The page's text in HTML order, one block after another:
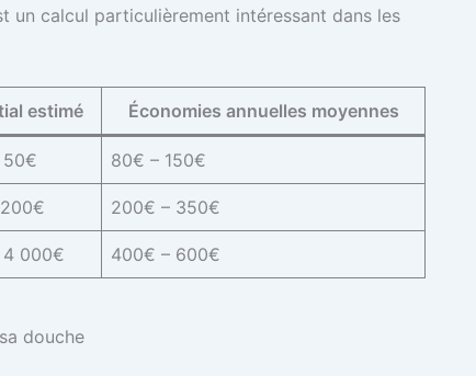
un calcul particulièrement intéressant dans les
estimé Économies annuelles moyennes
50€ 80€ – 150€
200€ – 350€
000€ 400€ – 600€
douche